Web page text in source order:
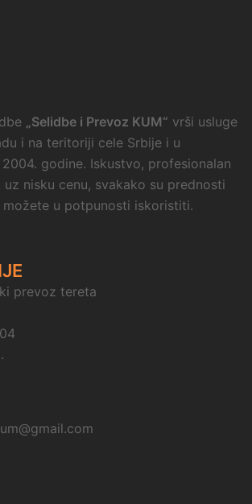
„Selidbe i Prevoz KUM“ vrši usluge
i na teritoriji cele Srbije i u
godine. Iskustvo, profesionalan
nisku cenu, svakako su prednosti
u potpunosti iskoristiti.
prevoz tereta